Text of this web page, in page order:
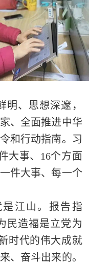
明、思想深邃，
、全面推进中华
和行动指南。习
大事、16个方面
件大事、每一个
江山。报告指
民造福是立党为
时代的伟大成就
、奋斗出来的。